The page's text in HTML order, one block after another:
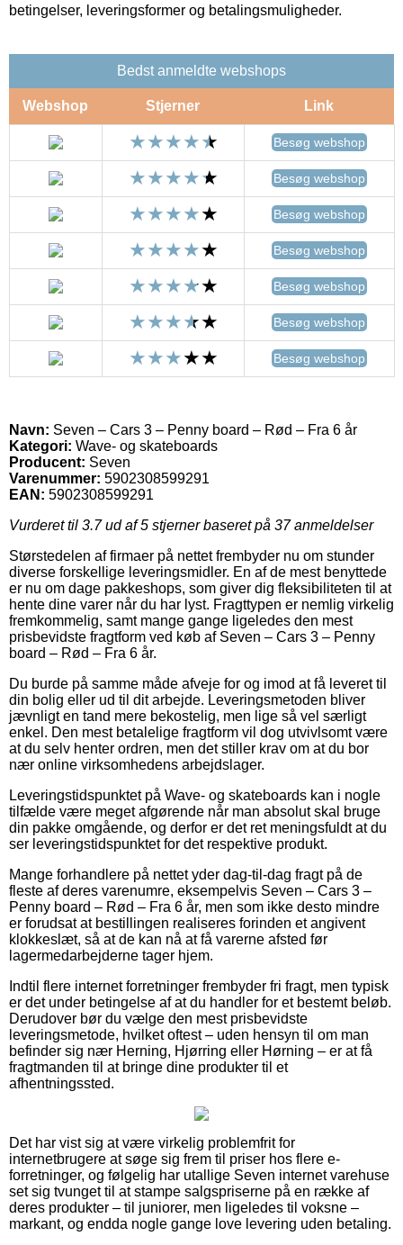
betingelser, leveringsformer og betalingsmuligheder.
Bedst anmeldte webshops
Webshop Stjerner Link
Besøg webshop
Besøg webshop
Besøg webshop
Besøg webshop
Besøg webshop
Besøg webshop
Besøg webshop
Navn: Seven – Cars 3 – Penny board – Rød – Fra 6 år
Kategori: Wave- og skateboards
Producent: Seven
Varenummer: 5902308599291
EAN: 5902308599291
Vurderet til 3.7ud af 5 stjerner baseret på 37anmeldelser
Størstedelen af firmaer på nettet frembyder nu om stunder
diverse forskellige leveringsmidler. En af de mest benyttede
er nu om dage pakkeshops, som giver dig fleksibiliteten til at
hente dine varer når du har lyst. Fragttypen er nemlig virkelig
fremkommelig, samt mange gange ligeledes den mest
prisbevidste fragtform ved køb af Seven – Cars 3 – Penny
board – Rød – Fra 6 år.
Du burde på samme måde afveje for og imod at få leveret til
din bolig eller ud til dit arbejde. Leveringsmetoden bliver
jævnligt en tand mere bekostelig, men lige så vel særligt
enkel. Den mest betalelige fragtform vil dog utvivlsomt være
at du selv henter ordren, men det stiller krav om at du bor
nær online virksomhedens arbejdslager.
Leveringstidspunktet på Wave- og skateboards kan i nogle
tilfælde være meget afgørende når man absolut skal bruge
din pakke omgående, og derfor er det ret meningsfuldt at du
ser leveringstidspunktet for det respektive produkt.
Mange forhandlere på nettet yder dag-til-dag fragt på de
fleste af deres varenumre, eksempelvis Seven – Cars 3 –
Penny board – Rød – Fra 6 år, men som ikke desto mindre
er forudsat at bestillingen realiseres forinden et angivent
klokkeslæt, så at de kan nå at få varerne afsted før
lagermedarbejderne tager hjem.
Indtil flere internet forretninger frembyder fri fragt, men typisk
er det under betingelse af at du handler for et bestemt beløb.
Derudover bør du vælge den mest prisbevidste
leveringsmetode, hvilket oftest – uden hensyn til om man
befinder sig nær Herning, Hjørring eller Hørning – er at få
fragtmanden til at bringe dine produkter til et
afhentningssted.
Det har vist sig at være virkelig problemfrit for
internetbrugere at søge sig frem til priser hos flere e-
forretninger, og følgelig har utallige Seven internet varehuse
set sig tvunget til at stampe salgspriserne på en række af
deres produkter – til juniorer, men ligeledes til voksne –
markant, og endda nogle gange love levering uden betaling.